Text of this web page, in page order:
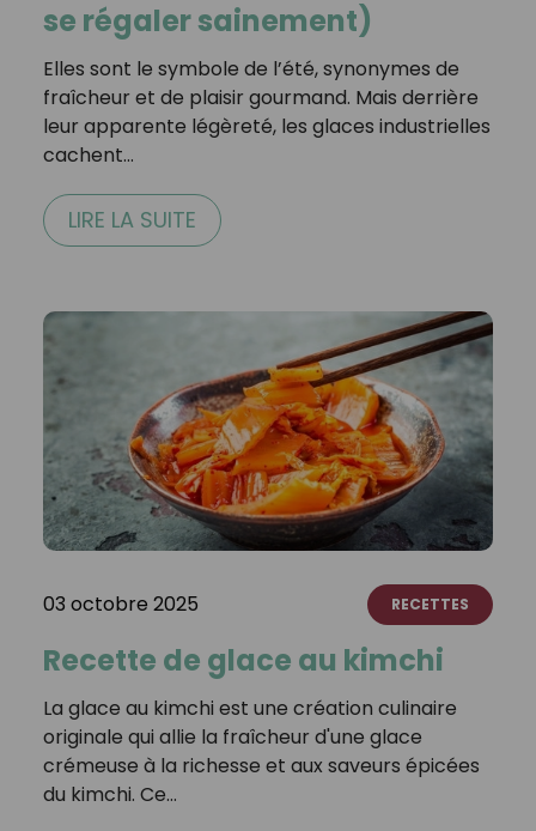
se régaler sainement)
Elles sont le symbole de l’été, synonymes de
fraîcheur et de plaisir gourmand. Mais derrière
leur apparente légèreté, les glaces industrielles
cachent…
LIRE LA SUITE
03 octobre 2025 RECETTES
Recette de glace au kimchi
La glace au kimchi est une création culinaire
originale qui allie la fraîcheur d'une glace
crémeuse à la richesse et aux saveurs épicées
du kimchi. Ce…